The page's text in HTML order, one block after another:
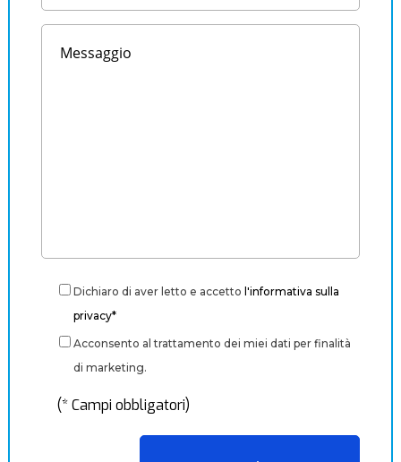
Dichiaro di aver letto e accetto l'informativa sulla
privacy*
Acconsento al trattamento dei miei dati per finalità
di marketing.
(* Campi obbligatori)